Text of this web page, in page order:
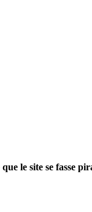
le site se fasse